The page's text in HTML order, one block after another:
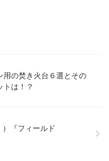
用の焚き火台６選とその
トは！？
『フィールド